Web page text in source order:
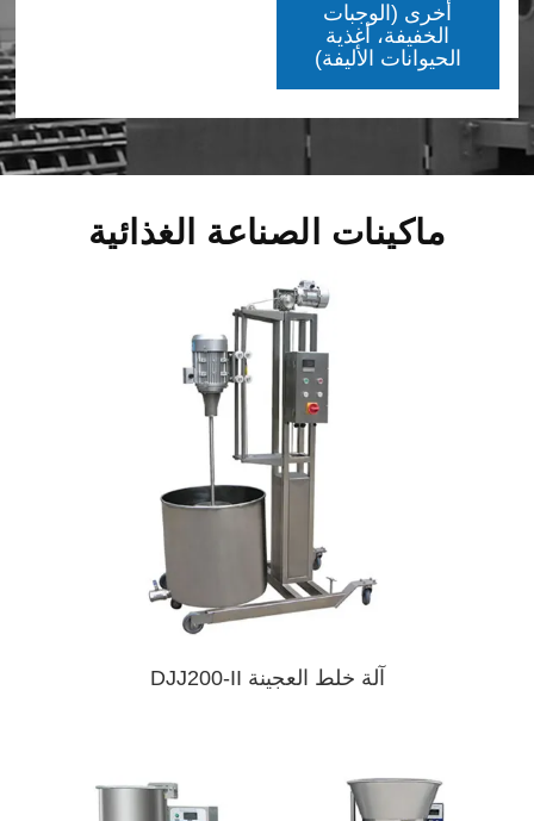
أخرى (الوجبات
الخفيفة، أغذية
الحيوانات الأليفة)
ماكينات الصناعة الغذائية
آلة خلط العجينة DJJ200-II